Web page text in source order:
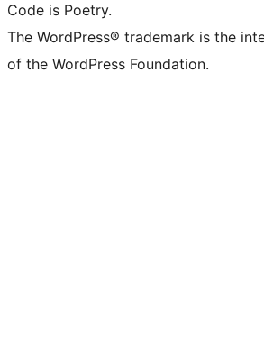
Code is Poetry.
The WordPress® trademark is the
of the WordPress Foundation.